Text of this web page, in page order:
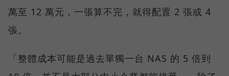
萬至 12 萬元，一張算不完，就得配置 2 張或 4
張。
「整體成本可能是過去單獨一台 NAS 的 5 倍到